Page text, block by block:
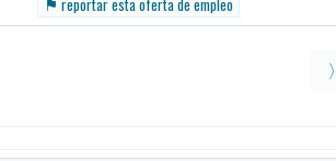
reportar esta oferta de empleo